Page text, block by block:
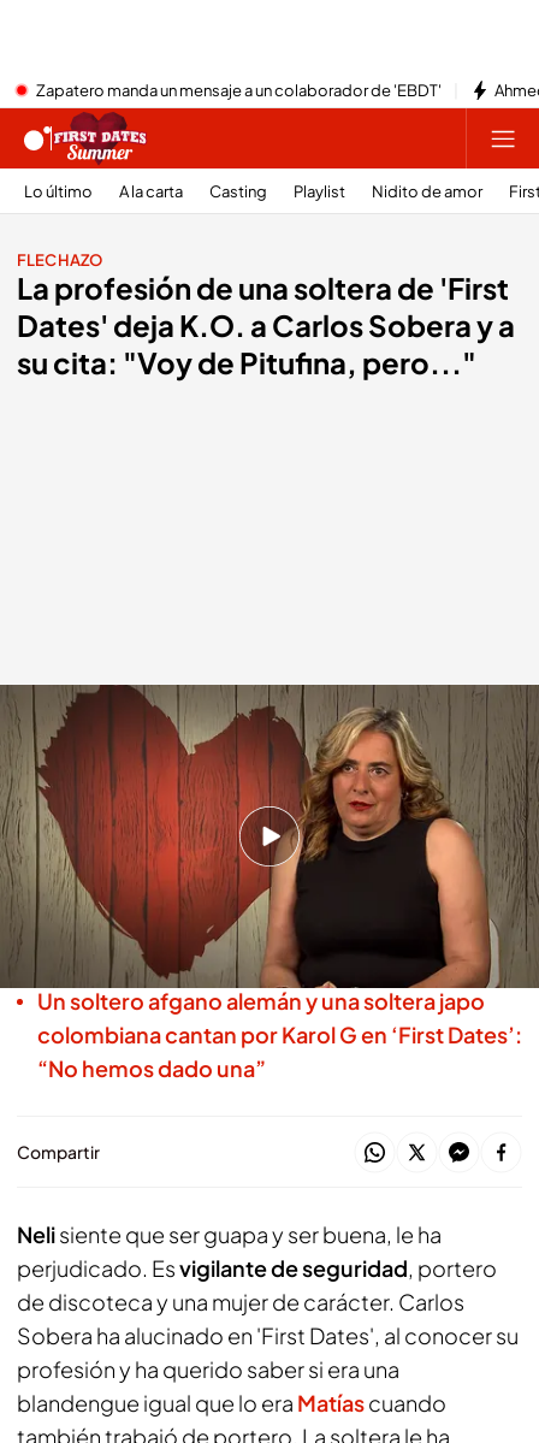
Zapatero manda un mensaje a un colaborador de 'EBDT'
Lo último A la carta Casting Playlist Nidito de amor
FLECHAZO
La profesión de una soltera de 'First
Dates' deja K.O. a Carlos Sobera y a
su cita: "Voy de Pitufina, pero..."
Neli, asombrada con lo que ha sentido al ver a su cita en 'First Dates'
Cuatro
First Dates
30 MAY 2025 - 22:15h.
Neli se queda prendada de los encantos de
Jordi nada más verle entrar en ‘First Dates’, no
te pierdas el momento
Un soltero afgano alemán y una soltera japo
colombiana cantan por Karol G en ‘First Dates’:
“No hemos dado una”
Compartir
Nelisiente que ser guapa y ser buena, le ha
perjudicado. Esvigilante de seguridad, portero
de discoteca y una mujer de carácter. Carlos
Sobera ha alucinado en 'First Dates', al conocer su
profesión y ha querido saber si era una
blandengue igual que lo era Matíascuando
también trabajó de portero. La soltera le ha